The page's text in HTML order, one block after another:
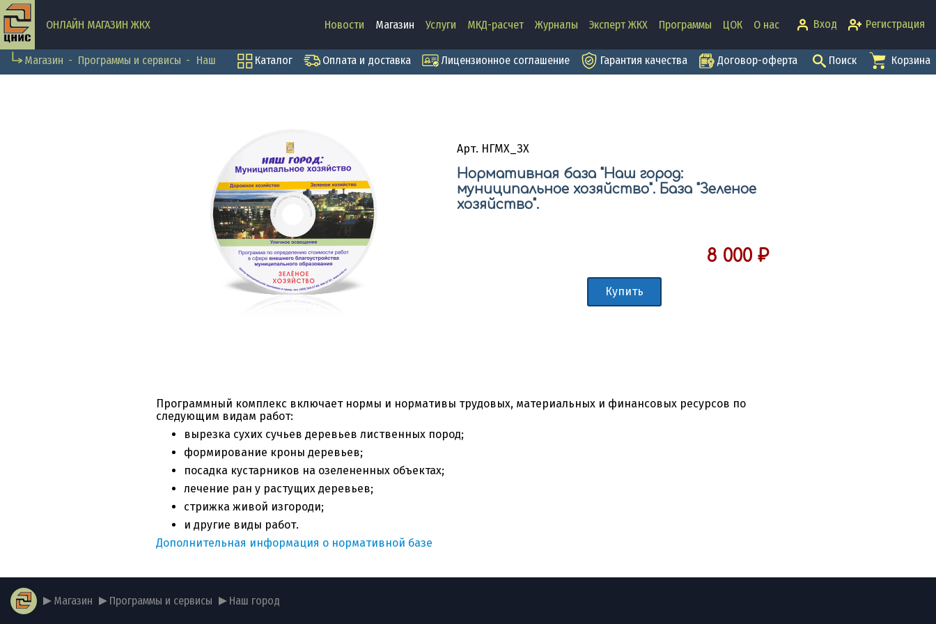
ОНЛАЙН МАГАЗИН ЖКХ Новости Магазин Услуги МКД-расчет Журналы Эксперт ЖКХ Программы ЦОК О нас Вход Регистрация
Магазин Программы и сервисы Наш город Каталог Оплата и доставка Лицензионное соглашение Гарантия качества Договор-оферта Поиск Корзина
Арт. НГМХ_ЗХ
Нормативная база "Наш город:
муниципальное хозяйство". База "Зеленое
хозяйство".
8 000 ₽
Купить
Программный комплекс включает нормы и нормативы трудовых, материальных и финансовых ресурсов по
следующим видам работ:
вырезка сухих сучьев деревьев лиственных пород;
формирование кроны деревьев;
посадка кустарников на озелененных объектах;
лечение ран у растущих деревьев;
стрижка живой изгороди;
и другие виды работ.
Дополнительная информация о нормативной базе
Магазин Программы и сервисы Наш город